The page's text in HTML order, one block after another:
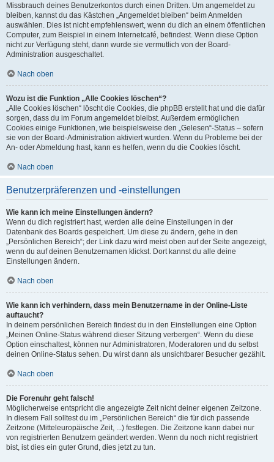
Missbrauch deines Benutzerkontos durch einen Dritten. Um angemeldet zu
bleiben, kannst du das Kästchen „Angemeldet bleiben“ beim Anmelden
auswählen. Dies ist nicht empfehlenswert, wenn du dich an einem öffentlichen
Computer, zum Beispiel in einem Internetcafé, befindest. Wenn diese Option
nicht zur Verfügung steht, dann wurde sie vermutlich von der Board-
Administration ausgeschaltet.
Nach oben
Wozu ist die Funktion „Alle Cookies löschen“?
„Alle Cookies löschen“ löscht die Cookies, die phpBB erstellt hat und die dafür
sorgen, dass du im Forum angemeldet bleibst. Außerdem ermöglichen
Cookies einige Funktionen, wie beispielsweise den „Gelesen“-Status – sofern
sie von der Board-Administration aktiviert wurden. Wenn du Probleme bei der
An- oder Abmeldung hast, kann es helfen, wenn du die Cookies löscht.
Nach oben
Benutzerpräferenzen und -einstellungen
Wie kann ich meine Einstellungen ändern?
Wenn du dich registriert hast, werden alle deine Einstellungen in der
Datenbank des Boards gespeichert. Um diese zu ändern, gehe in den
„Persönlichen Bereich“; der Link dazu wird meist oben auf der Seite angezeigt,
wenn du auf deinen Benutzernamen klickst. Dort kannst du alle deine
Einstellungen ändern.
Nach oben
Wie kann ich verhindern, dass mein Benutzername in der Online-Liste
auftaucht?
In deinem persönlichen Bereich findest du in den Einstellungen eine Option
„Meinen Online-Status während dieser Sitzung verbergen“. Wenn du diese
Option einschaltest, können nur Administratoren, Moderatoren und du selbst
deinen Online-Status sehen. Du wirst dann als unsichtbarer Besucher gezählt.
Nach oben
Die Forenuhr geht falsch!
Möglicherweise entspricht die angezeigte Zeit nicht deiner eigenen Zeitzone.
In diesem Fall solltest du im „Persönlichen Bereich“ die für dich passende
Zeitzone (Mitteleuropäische Zeit, ...) festlegen. Die Zeitzone kann dabei nur
von registrierten Benutzern geändert werden. Wenn du noch nicht registriert
bist, ist dies ein guter Grund, dies jetzt zu tun.